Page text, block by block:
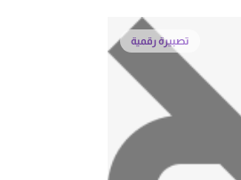
تصبيرة رقمية